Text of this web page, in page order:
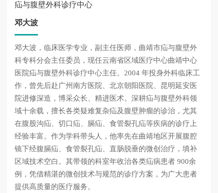
疝与腹壁外科诊疗中心
邓大波
邓大波，临床医学专业，副主任医师，曲靖市疝与腹壁外
科专科分会主任委员，现任云南省区域医疗中心曲靖中心
医院疝与腹壁外科诊疗中心主任。2004 年投身外科临床工
作，曾先后赴广州南方医院、北京朝阳医院、昆明延安医
院进修深造，博采众长、精进医术。深耕疝与腹壁外科领
域十余载，擅长各类疑难复杂疝及腹壁肿瘤的诊治，尤其
在腹股沟疝、切口疝、膈疝、食管裂孔疝等疾病的诊疗上
经验丰富。作为学科带头人，他率先在曲靖地区开展腹腔
镜下经腹膈疝、食管裂孔疝、直肠脱垂的微创治疗，填补
区域技术空白。其带领的科室年收治各类疝病患者 900余
例，凭借精湛的微创技术与规范的诊疗方案，为广大患者
提供高质量的医疗服务。